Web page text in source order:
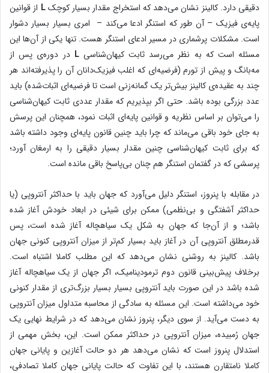
دقیقی دارد. کالینز نشان می‌دهد که استخراج مقدار بسیار کوچکL از قوانین
پایه‌ی فیزیک – آن طور که استنگر ادعا می‌کند – امری بسیار بسیار دشوار
است. مشکلات پرشماری در مسیر ادعای استنگر هست. تنها یکی از آن‌ها این
مسئله است که به نظر می‌رسد ثابت کیهان‌شناسیL در دوره‌ی پس از
مه‌بانگ و پیش از تورم (فرضیه‌ای که اغلب فیزیک‌دانان آن را پذیرفته‌اند هر
چند به عقیده‌ی کالینز بیش‌تر یک گمانه‌زنی است تا فرضیه‌ای اثبات‌شده) باید
عدد بزرگی ‌بوده باشد. حتی اگر بپذیریم که مقدار عددی ثابت کیهان‌شناسی
را می‌توان بر اساس نظریه و قوانین پایه‌ای اثبات نمود، همچنان این پرسش
به جای خود باقی می‌ماند که چرا باید چنین قانون پایه‌ای وجود داشته باشد
که برای ثابت کیهان‌شناسی چنین مقدار بسیار دقیقی را به ارمغان آورد؛
پرسشی که در گفتمان استنگر هم چنان بی‌پاسخ باقی مانده است.
در مقابله با پنروز، استنگر دلیل می‌آورد که جهان باید با حداکثر آنتروپی (یا
حداکثر آشفتگی و بی‌نظمی) ممکن برای شیئی در ابعاد خودش آغاز شده
باشد؛ و از آن‌جا که جهان به شکل یک سیاهچاله آغاز شده است، پس
قدرمطلق آنتروپی آن در آغاز باید بسیار کم‌تر از میزان آنتروپی کنونی جهان
باشد. کالینز به روشنی نشان می‌دهد که این مطلب کاملا اشتباه است.
برخلاف پیش‌بینی قانون دوم ترمودینامیک، اگر جهان از یک سیاهچاله آغاز
شده باشد در این صورت باید آنتروپی بسیار بسیار بزرگ‌تری از مقدار کنونی
خود می‌داشته است. این مسئله به سادگی از محاسبه متداول میزان آنتروپی
به دست می‌آید. از سوی دیگر، پنروز نشان می‌دهد که در شرایط نهایی یک
جهان رُمبیده، میزان آنتروپی در حداکثر ممکن است. این، بخش مهمی از
استدلال پنروز است که نشان می‌دهد هر دو حالت آغازین و پایانی جهان
کاملا نامتقارن هستند، با این تفاوت که حالت پایانی جهان کاملا تصادفی،